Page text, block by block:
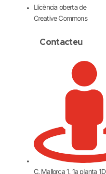
Llicència oberta de
Creative Commons
Contacteu
C. Mallorca 1, 1a planta 1D